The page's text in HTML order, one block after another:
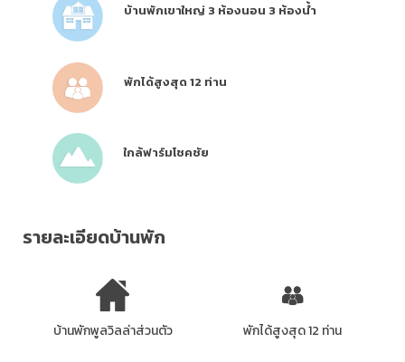
บ้านพักเขาใหญ่ 3 ห้องนอน 3 ห้องน้ำ
พักได้สูงสุด 12 ท่าน
ใกล้ฟาร์มโชคชัย
รายละเอียดบ้านพัก
บ้านพักพูลวิลล่าส่วนตัว พักได้สูงสุด 12 ท่าน